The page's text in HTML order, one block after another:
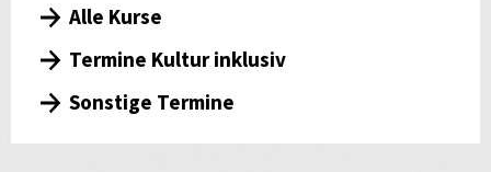
Alle Kurse
Termine Kultur inklusiv
Sonstige Termine